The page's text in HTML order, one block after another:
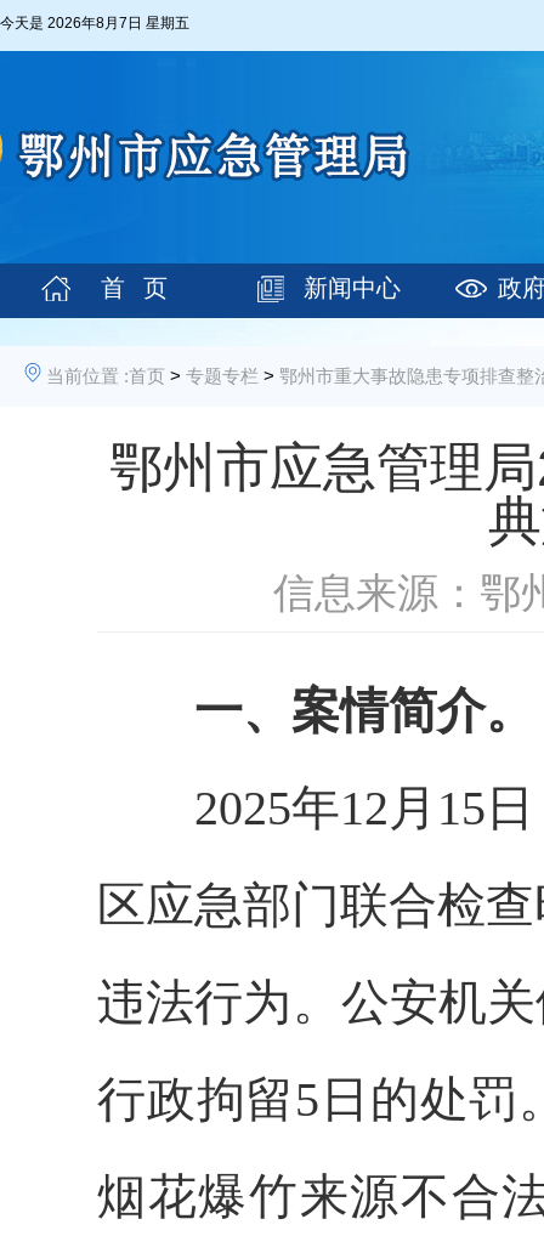
今天是 2026年8月7日 星期五
首 页 新闻中心 政
当前位置 :首页 > 专题专栏 > 鄂州市重大事故隐患专项排查整
鄂州市应急管理
信息来源：鄂
一、案情简介。
2025年12月15日
区应急部门联合检
违法行为。公安机
行政拘留5日的处罚
烟花爆竹来源不合